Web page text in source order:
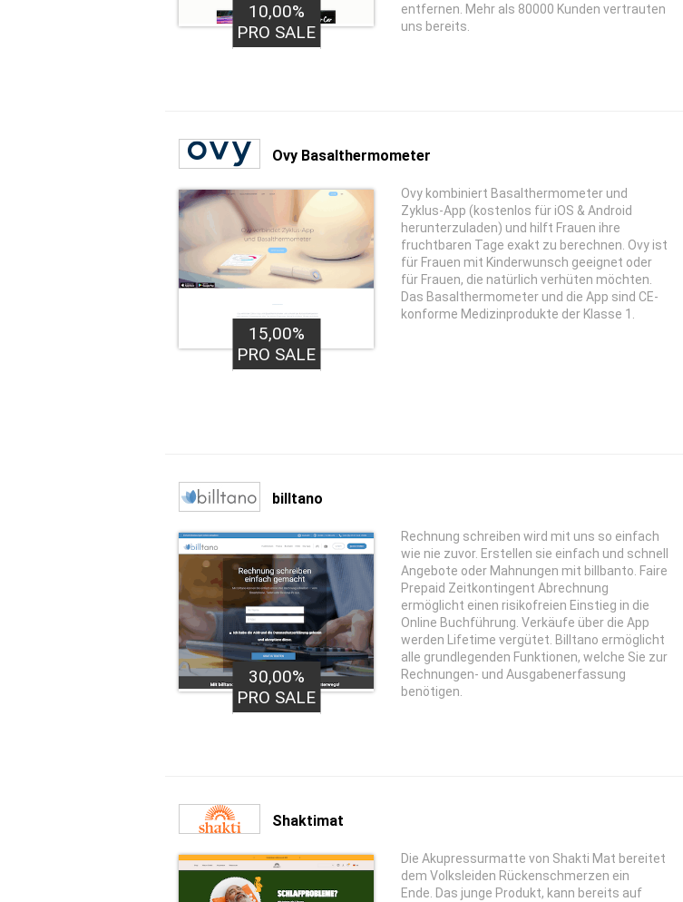
10,00%
PRO SALE
entfernen. Mehr als 80000 Kunden vertrauten
uns bereits.
Ovy Basalthermometer
15,00%
PRO SALE
Ovy kombiniert Basalthermometer und
Zyklus-App (kostenlos für iOS & Android
herunterzuladen) und hilft Frauen ihre
fruchtbaren Tage exakt zu berechnen. Ovy ist
für Frauen mit Kinderwunsch geeignet oder
für Frauen, die natürlich verhüten möchten.
Das Basalthermometer und die App sind CE-
konforme Medizinprodukte der Klasse 1.
billtano
30,00%
PRO SALE
Rechnung schreiben wird mit uns so einfach
wie nie zuvor. Erstellen sie einfach und schnell
Angebote oder Mahnungen mit billbanto. Faire
Prepaid Zeitkontingent Abrechnung
ermöglicht einen risikofreien Einstieg in die
Online Buchführung. Verkäufe über die App
werden Lifetime vergütet. Billtano ermöglicht
alle grundlegenden Funktionen, welche Sie zur
Rechnungen- und Ausgabenerfassung
benötigen.
Shaktimat
Die Akupressurmatte von Shakti Mat bereitet
dem Volksleiden Rückenschmerzen ein
Ende. Das junge Produkt, kann bereits auf